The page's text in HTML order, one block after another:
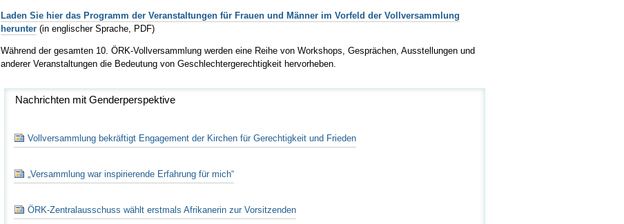
Laden Sie hier das Programm der Veranstaltungen für Frauen und Männer im Vorfeld der Vollversammlung
herunter (in englischer Sprache, PDF)
Während der gesamten 10. ÖRK-Vollversammlung werden eine Reihe von Workshops, Gesprächen, Ausstellungen und
anderer Veranstaltungen die Bedeutung von Geschlechtergerechtigkeit hervorheben.
Nachrichten mit Genderperspektive
Vollversammlung bekräftigt Engagement der Kirchen für Gerechtigkeit und Frieden
„Versammlung war inspirierende Erfahrung für mich“
ÖRK-Zentralausschuss wählt erstmals Afrikanerin zur Vorsitzenden